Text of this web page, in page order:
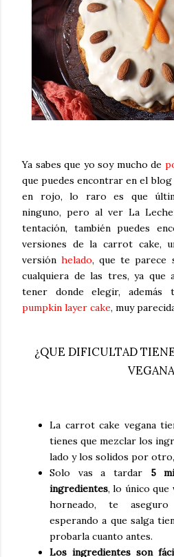
Ya sabes que yo soy mucho de
que puedes encontrar en el
en rojo, lo raro es que
ninguno, pero al ver La
tentación, también puedes
versiones de la carrot cake,
versiónhelado, que te parece
cualquiera de las tres, ya
tener donde elegir,
pumpkin layer cake, muy
¿QUE DIFICULTAD
La carrot cake vegana
tienes que mezclar los
lado y los solidos por
Solo vas a tardar 5
ingredientes, lo único que
horneado, te
esperando a que salga
probarla cuanto antes.
Los ingredientes son